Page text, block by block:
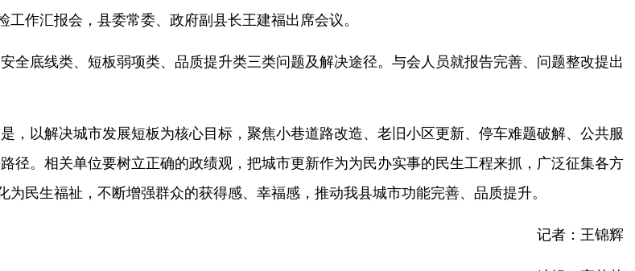
工作汇报会，县委常委、政府副县长王建福出席会议。
全底线类、短板弱项类、品质提升类三类问题及解决途径。与会人员就报告完善、问题整改提出
，以解决城市发展短板为核心目标，聚焦小巷道路改造、老旧小区更新、停车难题破解、公共服
径。 相关单位要树立正确的政绩观，把城市更新作为为民办实事的民生工程来抓， 广泛征集各方
为民生福祉 ， 不断增强群众的获得感、幸福感 ， 推动我县城市功能完善、品质提升。
记者：王锦辉